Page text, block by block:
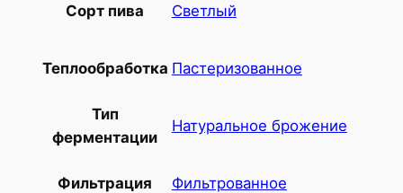
Сорт пива Светлый
Теплообработка Пастеризованное
Тип
ферментации
Натуральное брожение
Фильтрация Фильтрованное